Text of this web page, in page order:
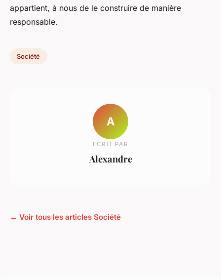
appartient, à nous de le construire de manière
responsable.
Société
A
ECRIT PAR
Alexandre
← Voir tous les articles Société